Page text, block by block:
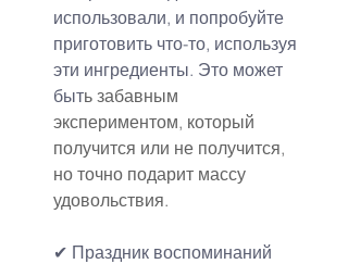
использовали, и попробуйте
приготовить что-то, используя
эти ингредиенты. Это может
быть забавным
экспериментом, который
получится или не получится,
но точно подарит массу
удовольствия.
✔ Праздник воспоминаний